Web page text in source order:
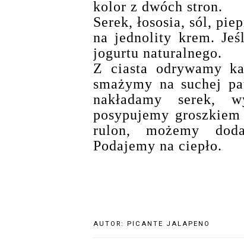
kolor z dwóch stron.
Serek, łososia, sól,
na jednolity krem.
jogurtu naturalnego.
Z ciasta odrywamy
smażymy na suchej
nakładamy serek,
posypujemy
rulon, możemy
Podajemy na ciepło.
AUTOR: PICANTE JALAPENO